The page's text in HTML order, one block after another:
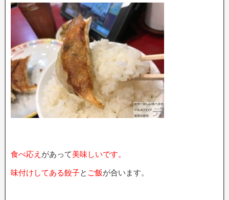
食べ応え があって美味しいです。
味付けしてある餃子と ご飯が合います。